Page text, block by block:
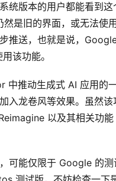
统版本的用户都能看到
是旧的界面，或无法使
推送，也就是说，
该功能。
推动生成式 AI 应用的
入龙卷风等效果。虽然
以及其相关功
可能仅限于 Google 的